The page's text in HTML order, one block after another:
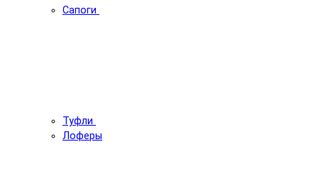
Сапоги
Туфли
Лоферы